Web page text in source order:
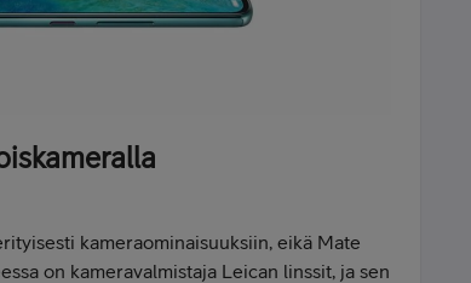
kameraominaisuuksiin, eikä Mate
on kameravalmistaja Leican linssit, ja sen